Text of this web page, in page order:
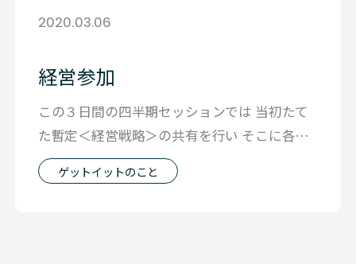
2020.03.06
経営参加
この３日間の四半期セッションでは 当初たて
た暫定＜経営戦略＞の共有を行い そこに各メ
ンバーの意見を反映して 来期の方向性
ゲットイットのこと